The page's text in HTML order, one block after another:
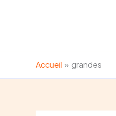
Accueil grandes